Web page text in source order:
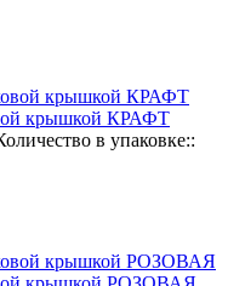
крышкой КРАФТ
в упаковке::